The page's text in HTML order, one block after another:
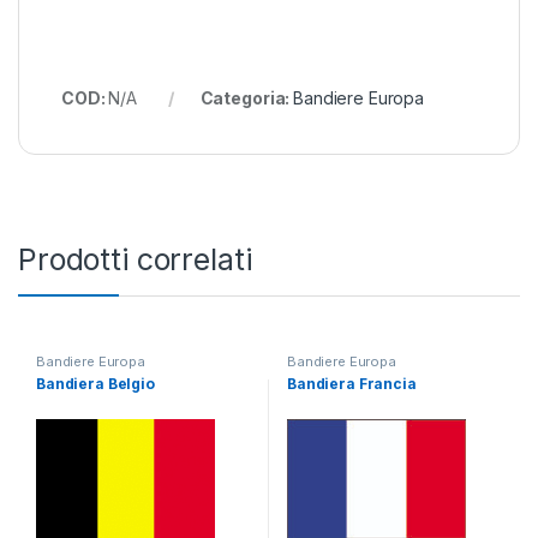
COD:N/A Categoria:Bandiere Europa
Prodotti correlati
Bandiere Europa
Bandiera Belgio
Bandiere Europa
Bandiera Francia